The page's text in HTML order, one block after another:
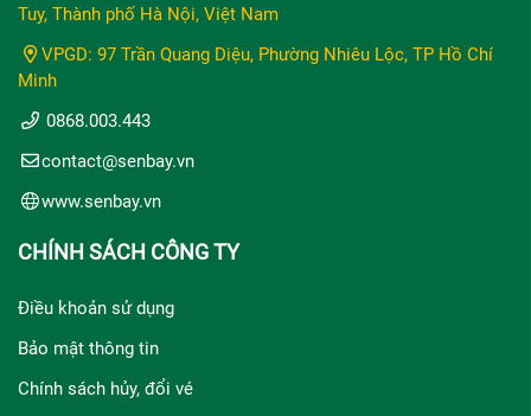
Tuy, Thành phố Hà Nội, Việt Nam
VPGD: 97 Trần Quang Diệu, Phường Nhiêu Lộc, TP Hồ Chí
Minh
0868.003.443
contact@senbay.vn
www.senbay.vn
CHÍNH SÁCH CÔNG TY
Điều khoản sử dụng
Bảo mật thông tin
Chính sách hủy, đổi vé